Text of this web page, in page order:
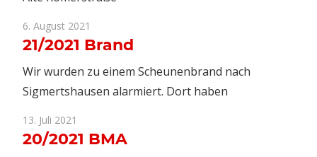
6. August 2021
21/2021 Brand
Wir wurden zu einem Scheunenbrand nach
Sigmertshausen alarmiert. Dort haben
13. Juli 2021
20/2021 BMA